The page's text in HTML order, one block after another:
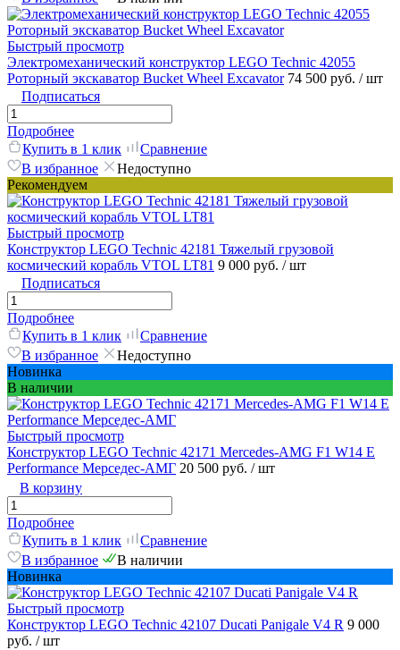
Быстрый просмотр
Электромеханический конструктор LEGO Technic 42055
Роторный экскаватор Bucket Wheel Excavator 74 500 руб. / шт
Подписаться
Подробнее
Купить в 1 клик
Сравнение
В избранное
Недоступно
Рекомендуем
Быстрый просмотр
Конструктор LEGO Technic 42181 Тяжелый грузовой
космический корабль VTOL LT81 9 000 руб. / шт
Подписаться
Подробнее
Купить в 1 клик
Сравнение
В избранное
Недоступно
Новинка
В наличии
Быстрый просмотр
Конструктор LEGO Technic 42171 Mercedes-AMG F1 W14 E
Performance Мерседес-АМГ 20 500 руб. / шт
В корзину
Подробнее
Купить в 1 клик
Сравнение
В избранное
В наличии
Новинка
Быстрый просмотр
Конструктор LEGO Technic 42107 Ducati Panigale V4 R 9 000
руб. / шт